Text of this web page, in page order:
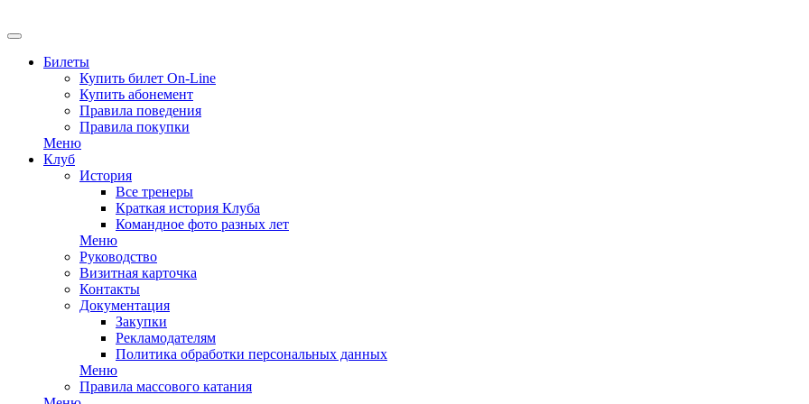
Билеты
Купить билет On-Line
Купить абонемент
Правила поведения
Правила покупки
Меню
Клуб
История
Все тренеры
Краткая история Клуба
Командное фото разных лет
Меню
Руководство
Визитная карточка
Контакты
Документация
Закупки
Рекламодателям
Политика обработки персональных данных
Меню
Правила массового катания